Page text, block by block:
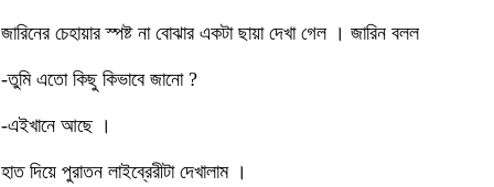
জারিনের চেহায়ার স্পষ্ট না বোঝার একটা ছায়া দেখা গেল । জারিন বলল
-তুমি এতো কিছু কিভাবে জানো ?
-এইখানে আছে ।
হাত দিয়ে পুরাতন লাইব্রেরীটা দেখালাম ।